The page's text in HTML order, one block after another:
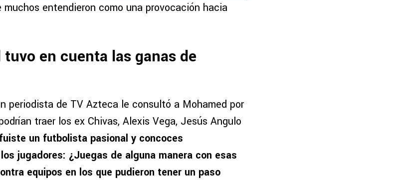
muchos entendieron como una provocación hacia
en cuenta las ganas de
periodista de TV Azteca le consultó a Mohamed por
traer los ex Chivas, Alexis Vega, Jesús Angulo
un futbolista pasional y concoces
jugadores: ¿Juegas de alguna manera con esas
equipos en los que pudieron tener un paso